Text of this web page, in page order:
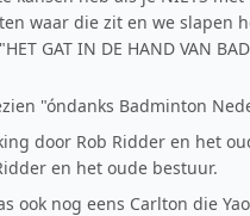
waar die zit en we slapen
GAT IN DE HAND VAN
"óndanks Badminton
door Rob Ridder en het
en het oude bestuur.
ook nog eens Carlton die